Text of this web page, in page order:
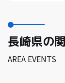
長崎県の
AREA EVENTS